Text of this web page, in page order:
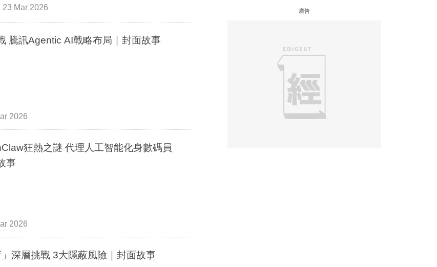
23 Mar 2026
騰訊Agentic AI戰略布局｜封面故事
2026
狂熱之謎 代理人工智能化身數碼員
事
2026
」深層挑戰 3大隱蔽風險｜封面故事
廣告